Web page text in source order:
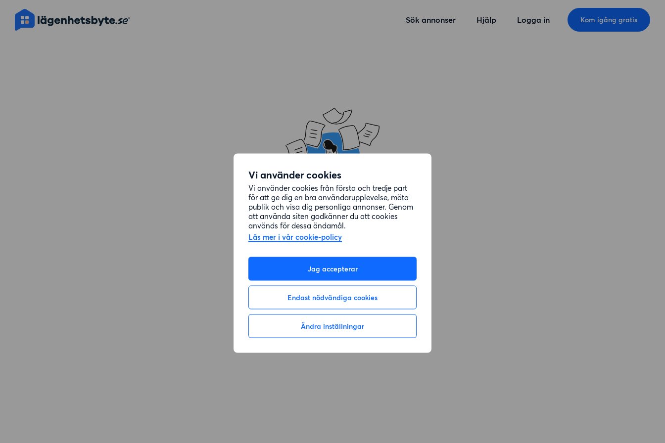
Vi använder cookies
Vi använder cookies från första och tredje part
för att ge dig en bra användarupplevelse, mäta
publik och visa dig personliga annonser. Genom
att använda siten godkänner du att cookies
används för dessa ändamål.
Läs mer i vår cookie-policy
Jag accepterar
Endast nödvändiga cookies
Ändra inställningar
Sök annonser Hjälp Logga in Kom igång gratis
Annonsen du letade efter är borttagen
Gå till sök